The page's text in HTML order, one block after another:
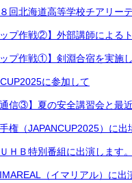
８回北海道高等学校チアリー
ップ作戦②】外部講師による
ップ作戦①】剣淵合宿を実施
に参加して
通信③】夏の安全講習会と最
権（JAPANCUP2025）に
ＨＢ特別番組に出演します。
（イマリアル）に出